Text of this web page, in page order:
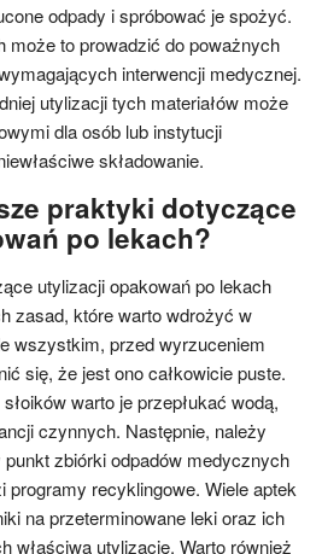
odpady i spróbować je spożyć.
może to prowadzić do poważnych
interwencji medycznej.
utylizacji tych materiałów może
dla osób lub instytucji
składowanie.
praktyki dotyczące
po lekach?
utylizacji opakowań po lekach
zasad, które warto wdrożyć w
wszystkim, przed wyrzuceniem
się, że jest ono całkowicie puste.
warto je przepłukać wodą,
czynnych. Następnie, należy
zbiórki odpadów medycznych
programy recyklingowe. Wiele aptek
na przeterminowane leki oraz ich
właściwą utylizację. Warto również